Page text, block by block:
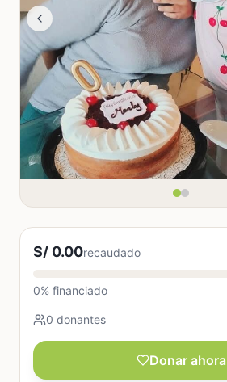
S/ 0.00recaudado
0% financiado
0 donantes
Donar ahora